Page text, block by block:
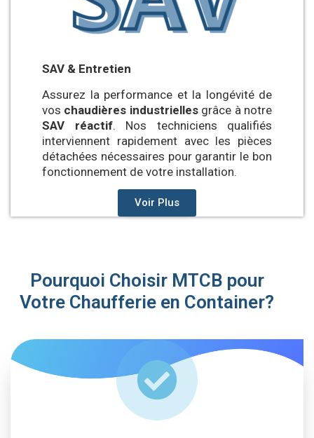
SAV & Entretien
Assurez la performance et la longévité de
vos chaudières industriellesgrâce à notre
SAV réactif. Nos techniciens qualifiés
interviennent rapidement avec les pièces
détachées nécessaires pour garantir le bon
fonctionnement de votre installation.
Voir Plus
Pourquoi Choisir MTCB pour
Votre Chaufferie en Container?